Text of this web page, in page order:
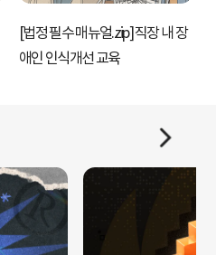
[법정 필수 매뉴얼.zip] 직장 내 장
애인 인식개선 교육